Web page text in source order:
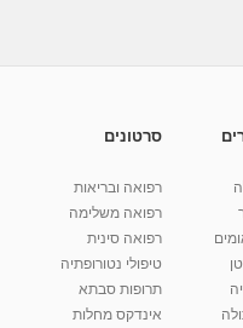
10:17
סרטונים
רפואה ובריאות
רפואה משלימה
רפואה סינית
טיפולי נטורופתיה
תרופות סבתא
אינדקס מחלות